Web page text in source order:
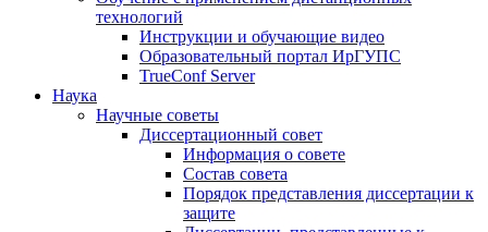
технологий
Инструкции и обучающие видео
Образовательный портал ИрГУПС
TrueConf Server
Наука
Научные советы
Диссертационный совет
Информация о совете
Состав совета
Порядок представления диссертации к
защите